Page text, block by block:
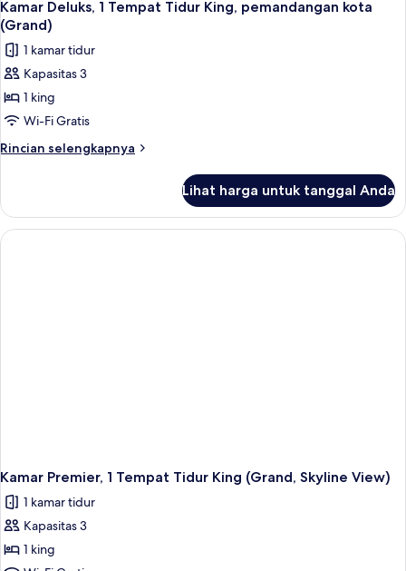
Kamar Deluks, 1 Tempat Tidur King, pemandangan kota
(Grand)
1 kamar tidur
Kapasitas 3
1 king
Wi-Fi Gratis
Rincian selengkapnya
Rincian
Kamar
Deluks,
1
Lihat harga untuk tanggal Anda
Kamar Premier, 1 Tempat Tidur King (Grand, Skyline View)
1 kamar tidur
Kapasitas 3
1 king